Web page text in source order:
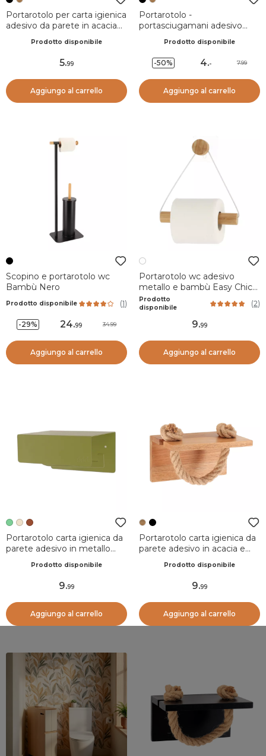
Portarotolo per carta igienica
adesivo da parete in acacia
Prodotto disponibile
5.99
Aggiungo al carrello
Portarotolo -
portasciugamani adesivo
Prodotto disponibile
-50% 4.- 7.99
Aggiungo al carrello
Scopino e portarotolo wc
Bambù Nero
Prodotto disponibile (1)
-29% 24.99 34.99
Aggiungo al carrello
Portarotolo wc adesivo
metallo e bambù Easy Chic
Bianco
Prodotto
disponibile
(2)
9.99
Aggiungo al carrello
Portarotolo carta igienica da
parete adesivo in metallo
Prodotto disponibile
9.99
Aggiungo al carrello
Portarotolo carta igienica da
parete adesivo in acacia e
Prodotto disponibile
9.99
Aggiungo al carrello